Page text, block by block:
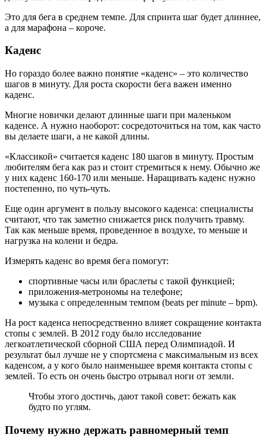
Это для бега в среднем темпе. Для спринта шаг будет длиннее,
а для марафона – короче.
Каденс
Но гораздо более важно понятие «каденс» – это количество
шагов в минуту. Для роста скорости бега важен именно
каденс.
Многие новички делают длинные шаги при маленьком
каденсе. А нужно наоборот: сосредоточиться на том, как часто
вы делаете шаги, а не какой длины.
«Классикой» считается каденс 180 шагов в минуту. Простым
любителям бега как раз и стоит стремиться к нему. Обычно же
у них каденс 160-170 или меньше. Наращивать каденс нужно
постепенно, по чуть-чуть.
Еще один аргумент в пользу высокого каденса: специалисты
считают, что так заметно снижается риск получить травму.
Так как меньше время, проведенное в воздухе, то меньше и
нагрузка на колени и бедра.
Измерять каденс во время бега помогут:
спортивные часы или браслеты с такой функцией;
приложения-метрономы на телефоне;
музыка с определенным темпом (beats per minute – bpm).
На рост каденса непосредственно влияет сокращение контакта
стопы с землей. В 2012 году было исследование
легкоатлетической сборной США перед Олимпиадой. И
результат был лучше не у спортсмена с максимальным из всех
каденсом, а у кого было наименьшее время контакта стопы с
землей. То есть он очень быстро отрывал ноги от земли.
Чтобы этого достичь, дают такой совет: бежать как
будто по углям.
Почему нужно держать равномерный темп